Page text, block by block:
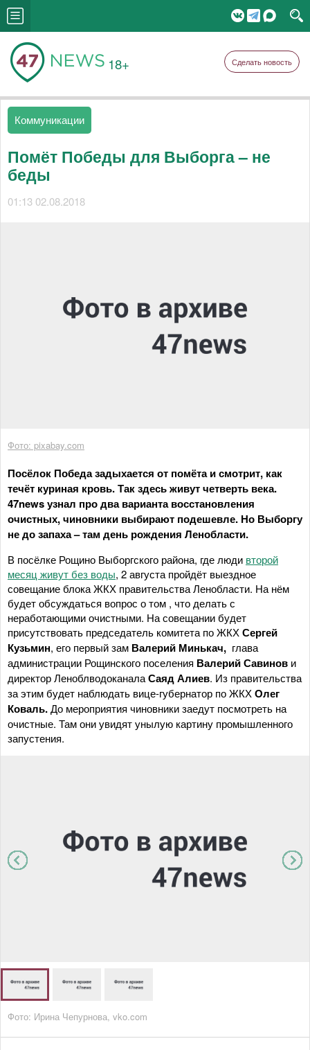
18+ Сделать новость
Коммуникации
Помёт Победы для Выборга – не
беды
01:13 02.08.2018
Фото: pixabay.com
Посёлок Победа задыхается от помёта и смотрит, как
течёт куриная кровь. Так здесь живут четверть века.
47news узнал про два варианта восстановления
очистных, чиновники выбирают подешевле. Но Выборгу
не до запаха – там день рождения Ленобласти.
В посёлке Рощино Выборгского района, где люди второй
месяц живут без воды, 2 августа пройдёт выездное
совещание блока ЖКХ правительства Ленобласти. На нём
будет обсуждаться вопрос о том , что делать с
неработающими очистными. На совещании будет
присутствовать председатель комитета по ЖКХСергей
Кузьмин, его первый зам Валерий Минькач, глава
администрации Рощинского поселения Валерий Савинов и
директор ЛеноблводоканалаСаяд Алиев. Из правительства
за этим будет наблюдать вице-губернатор по ЖКХОлег
Коваль.До мероприятия чиновники заедут посмотреть на
очистные. Там они увидят унылую картину промышленного
запустения.
Фото: Ирина Чепурнова, vko.com